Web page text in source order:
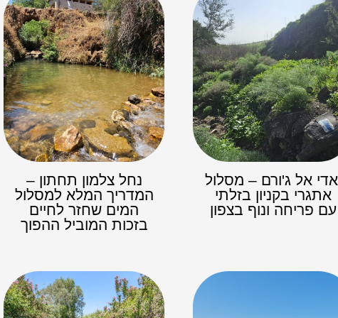
אל ג'ורם – מסלול
אתגרי בקניון בזלתי
עם פריחה ונוף בצפון
נחל צלמון תחתון –
המדריך המלא למסלול
המים שחזר לחיים
בזכות המוביל ההפוך